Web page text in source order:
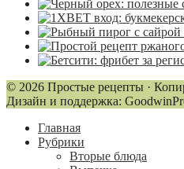
© 2026 Простые рецепты ·
Дизайн и поддержка:
Главная
Рубрики
Вторые блюда